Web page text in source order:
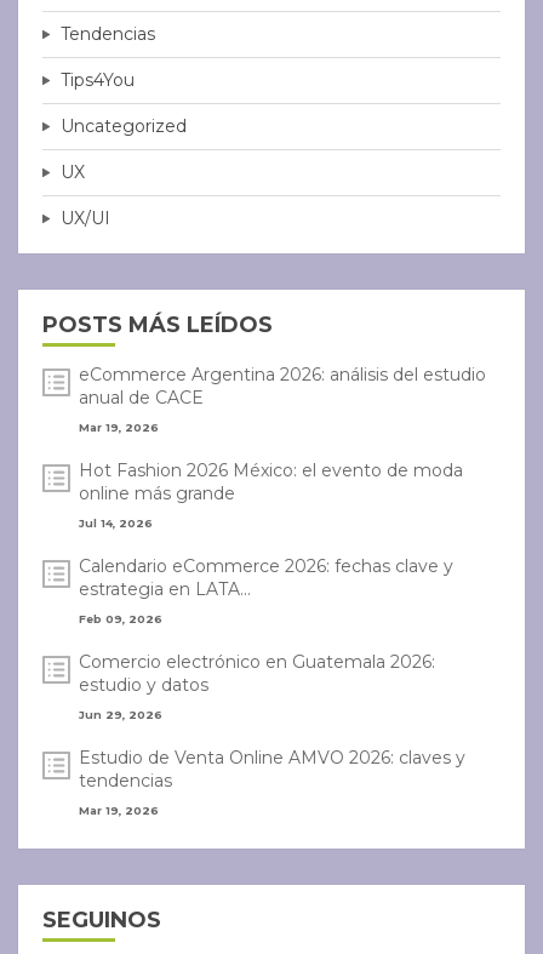
Tendencias
Tips4You
Uncategorized
UX
UX/UI
POSTS MÁS LEÍDOS
eCommerce Argentina 2026: análisis del estudio
anual de CACE
Mar 19, 2026
Hot Fashion 2026 México: el evento de moda
online más grande
Jul 14, 2026
Calendario eCommerce 2026: fechas clave y
estrategia en LATA...
Feb 09, 2026
Comercio electrónico en Guatemala 2026:
estudio y datos
Jun 29, 2026
Estudio de Venta Online AMVO 2026: claves y
tendencias
Mar 19, 2026
SEGUINOS